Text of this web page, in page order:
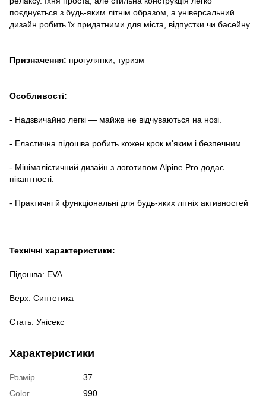
поєднується з будь-яким літнім образoм, а універсальний
дизайн робить їх придатними для міста, відпустки чи басейну
Призначення: прогулянки, туризм
Особливості:
- Надзвичайно легкі — майже не відчуваються на нозі.
- Еластична підошва робить кожен крок м'яким і безпечним.
- Мінімалістичний дизайн з логотипом Alpine Pro додає
пікантності.
- Практичні й функціональні для будь-яких літніх активностей
Технічні характеристики:
Підошва: EVA
Верх: Синтетика
Стать: Унісекс
Характеристики
Розмір
37
Color
990